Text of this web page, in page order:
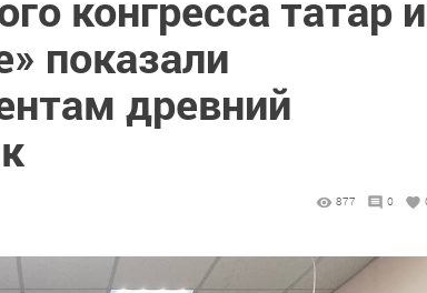
показали
древний
877 0